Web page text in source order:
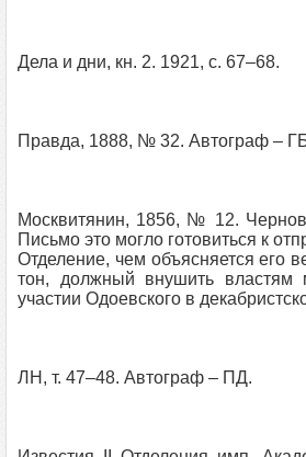
Дела и дни, кн. 2. 1921, с. 67–68.
Правда, 1888, № 32. Автограф –
Москвитянин, 1856, № 12.
Письмо это могло готовиться к
Отделение, чем объясняется его
тон, должный внушить властям
участии Одоевского в
ЛН, т. 47–48. Автограф – ПД.